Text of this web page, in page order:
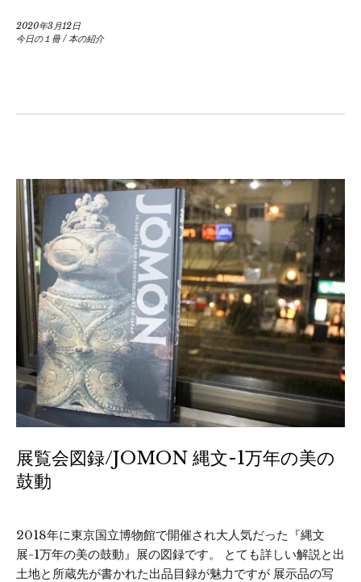
2020年3月12日
今日の１冊/本の紹介
展覧会図録/JOMON 縄文-1万年の美の
鼓動
2018年に東京国立博物館で開催され大人気だった『縄文
展-1万年の美の鼓動』展の図録です。 とても詳しい解説と出
土地と所蔵先が書かれた出品目録が魅力ですが 展示品の写